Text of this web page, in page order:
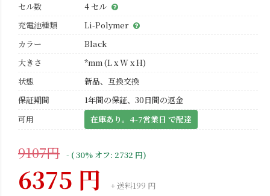
セル数
4 セル
充電池種類
Li-Polymer
カラー
Black
大きさ
*mm (L x W x H)
状態
新品、互換交換
保証期間
1年間の保証、30日間の返金
可用
在庫あり。4-7営業日 で配達
9107円 - ( 30% オフ: 2732 円)
6375 円 + 送料199 円